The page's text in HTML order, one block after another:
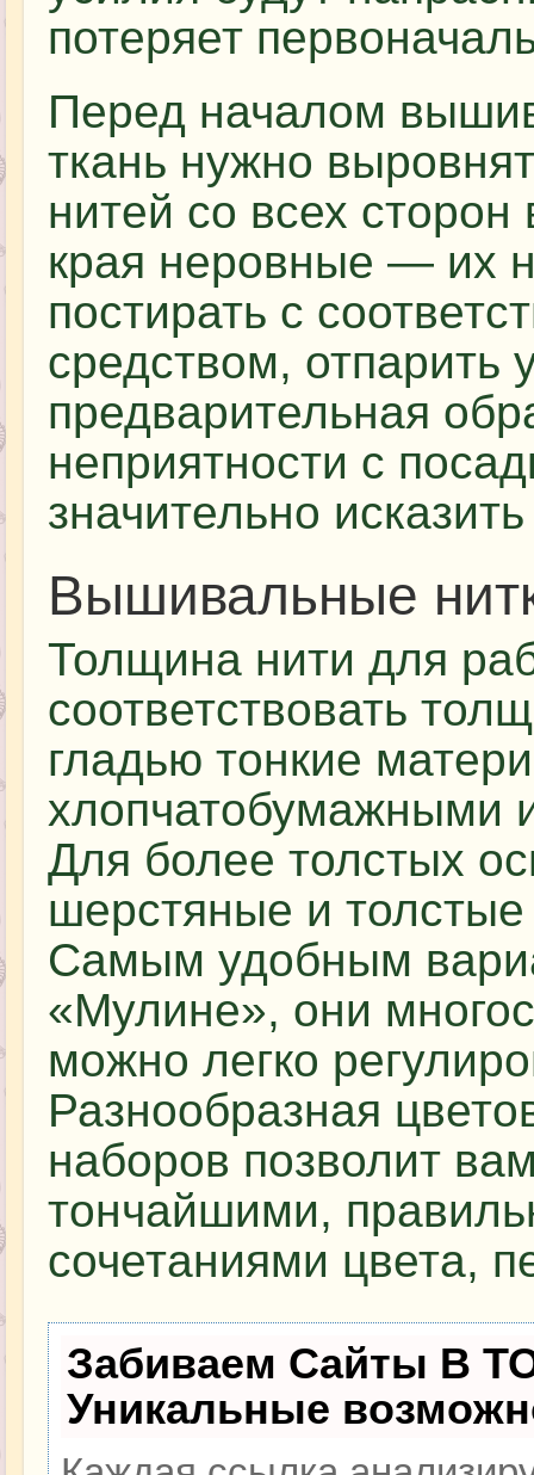
потеряет
Перед началом
ткань нужно
нитей со всех
края неровные — их
постирать с
средством, отпарить
предварительная
неприятности с
значительно
Вышивальные
Толщина нити для
соответствовать
гладью тонкие
хлопчатобумажными
Для более толстых
шерстяные и
Самым удобным
«Мулине», они
можно легко
Разнообразная
наборов позволит
тончайшими,
сочетаниями цвета,
Забиваем Сайты В
Уникальные